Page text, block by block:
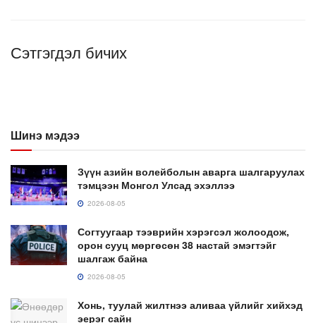
Сэтгэгдэл бичих
Шинэ мэдээ
Зүүн азийн волейболын аварга шалгаруулах
тэмцээн Монгол Улсад эхэллээ
2026-08-05
Согтуугаар тээврийн хэрэгсэл жолоодож,
орон сууц мөргөсөн 38 настай эмэгтэйг
шалгаж байна
2026-08-05
Хонь, туулай жилтнээ аливаа үйлийг хийхэд
эерэг сайн